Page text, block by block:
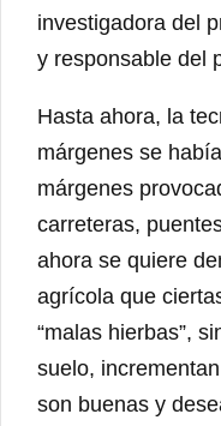
investigadora del
y responsable del
Hasta ahora, la
márgenes se
márgenes
carreteras,
ahora se quiere
agrícola que
“malas hierbas”,
suelo,
son buenas y